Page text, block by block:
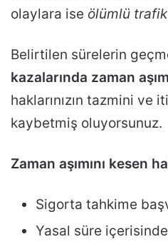
olaylara ise ölümlü trafik
Belirtilen sürelerin
kazalarında zaman
haklarınızın tazmini ve
kaybetmiş oluyorsunuz.
Zaman aşımını kesen
Sigorta tahkime
Yasal süre